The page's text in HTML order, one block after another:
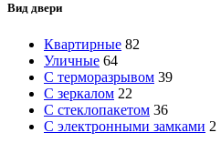
Вид двери
Квартирные 82
Уличные 64
С терморазрывом 39
С зеркалом 22
С стеклопакетом 36
С электронными замками 2